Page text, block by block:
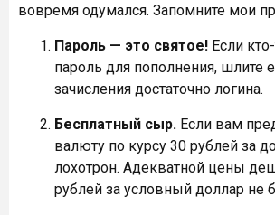
вовремя одумался. Запомните мои
Пароль — это святое! Если
пароль для пополнения, шлите
зачисления достаточно логина.
Бесплатный сыр. Если вам
валюту по курсу 30 рублей за
лохотрон. Адекватной цены
рублей за условный доллар не